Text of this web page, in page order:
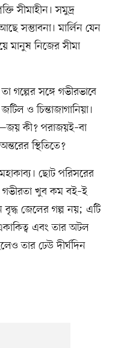
সীমাহীন। সমুদ্র
সম্ভাবনা। মার্লিন যেন
মানুষ নিজের সীমা
গল্পের সঙ্গে গভীরভাবে
ও চিন্তাজাগানিয়া।
কী? পরাজয়ই–বা
স্থিতিতে?
ছোট পরিসরের
গভীরতা খুব কম বই–ই
জেলের গল্প নয়; এটি
এবং তার অটল
তার ঢেউ দীর্ঘদিন